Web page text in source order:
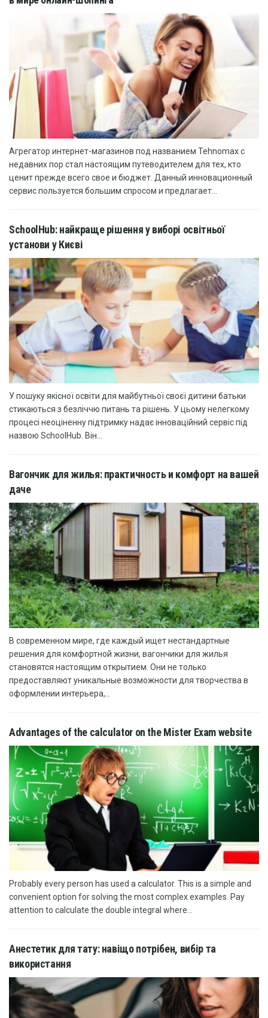
Агрегатор интернет-магазинов под названием Tehnomax с
недавних пор стал настоящим путеводителем для тех, кто
ценит прежде всего свое и бюджет. Данный инновационный
сервис пользуется большим спросом и предлагает...
SchoolHub: найкраще рішення у виборі освітньої
установи у Києві
У пошуку якісної освіти для майбутньої своєї дитини батьки
стикаються з безліччю питань та рішень. У цьому нелегкому
процесі неоціненну підтримку надає інноваційний сервіс під
назвою SchoolHub. Він...
Вагончик для жилья: практичность и комфорт на вашей
даче
В современном мире, где каждый ищет нестандартные
решения для комфортной жизни, вагончики для жилья
становятся настоящим открытием. Они не только
предоставляют уникальные возможности для творчества в
оформлении интерьера,...
Advantages of the calculator on the Mister Exam website
Probably every person has used a calculator. This is a simple and
convenient option for solving the most complex examples. Pay
attention to calculate the double integral where...
Анестетик для тату: навіщо потрібен, вибір та
використання